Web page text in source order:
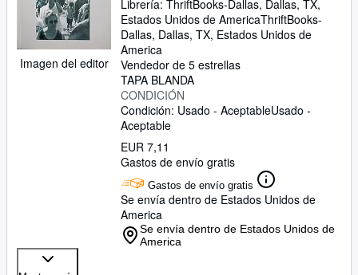
Imagen del editor
Librería: ThriftBooks-Dallas, Dallas, TX,
Estados Unidos de AmericaThriftBooks-
Dallas, Dallas, TX, Estados Unidos de
America
Vendedor de 5 estrellas
TAPA BLANDA
CONDICIÓN
Condición: Usado - AceptableUsado -
Aceptable
EUR 7,11
Gastos de envío gratis
Gastos de envío gratis
Se envía dentro de Estados Unidos de
America
Se envía dentro de Estados Unidos de
America